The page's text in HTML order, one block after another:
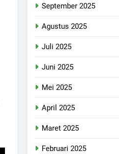
September 2025
Agustus 2025
Juli 2025
Juni 2025
Mei 2025
April 2025
Maret 2025
Februari 2025